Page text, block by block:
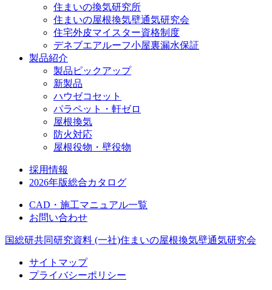
住まいの換気研究所
住まいの屋根換気壁通気研究会
住宅外皮マイスター資格制度
デネブエアルーフ小屋裏漏水保証
製品紹介
製品ピックアップ
新製品
ハウゼコセット
パラペット・軒ゼロ
屋根換気
防火対応
屋根役物・壁役物
採用情報
2026年版総合カタログ
CAD・施工マニュアル一覧
お問い合わせ
国総研共同研究資料 (一社)住まいの屋根換気壁通気研究会
サイトマップ
プライバシーポリシー